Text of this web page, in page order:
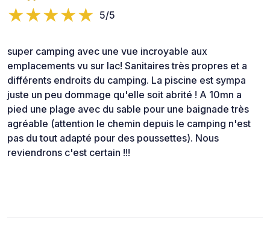
5/5
super camping avec une vue incroyable aux
emplacements vu sur lac! Sanitaires très propres et a
différents endroits du camping. La piscine est sympa
juste un peu dommage qu'elle soit abrité ! A 10mn a
pied une plage avec du sable pour une baignade très
agréable (attention le chemin depuis le camping n'est
pas du tout adapté pour des poussettes). Nous
reviendrons c'est certain !!!